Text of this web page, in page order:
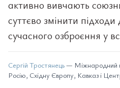
активно вивчають
суттєво змінити
сучасного озброєння у
Сергій Тростянець— Міжнародний
Росію, Східну Європу, Кавказ і